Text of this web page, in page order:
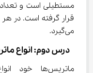
مستطیلی است و
قرار گرفته است. در
می‌گیرد.
درس دوم: انواع